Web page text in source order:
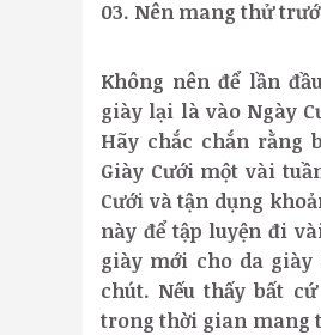
03. Nên mang thử
Không nên để lần
giày lại là vào Ngày
Hãy chắc chắn rằng
Giày Cưới một vài
Cưới và tận dụng
này để tập luyện đi
giày mới cho da
chút. Nếu thấy bất
trong thời gian mang